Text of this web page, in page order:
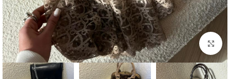
بزرگنمایی تصویر